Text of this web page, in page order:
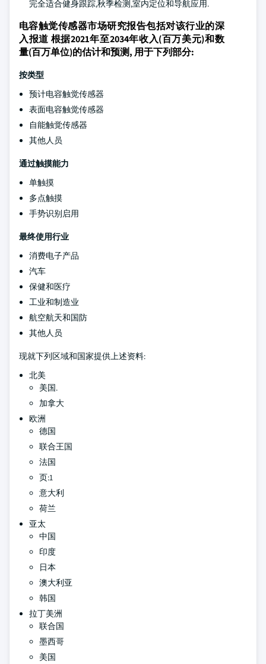
完全适合健身跟踪,秋季检测,室内定位和导航应用.
电容触觉传感器市场研究报告包括对该行业的深
入报道 根据2021年至2034年收入(百万美元)和数
量(百万单位)的估计和预测, 用于下列部分:
按类型
预计电容触觉传感器
表面电容触觉传感器
自能触觉传感器
其他人员
通过触摸能力
单触摸
多点触摸
手势识别启用
最终使用行业
消费电子产品
汽车
保健和医疗
工业和制造业
航空航天和国防
其他人员
现就下列区域和国家提供上述资料:
北美
美国.
加拿大
欧洲
德国
联合王国
法国
页:1
意大利
荷兰
亚太
中国
印度
日本
澳大利亚
韩国
拉丁美洲
联合国
墨西哥
美国